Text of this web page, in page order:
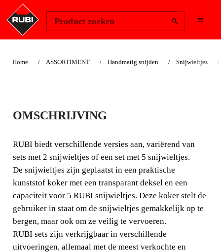
Product zoeken
Home ASSORTIMENT Handmatig snijden Snijwieltjes
SET SNIJWIELTJES 1
met 2 snijwieltjes of een set met 5 snijwieltjes. De
snijwieltjes zijn geplaatst in een praktische kunststof
koker met een transparant deksel en een capaciteit voor 5
RUBI snijwieltjes.
OMSCHRIJVING
RUBI biedt verschillende versies aan, variërend van
sets met 2 snijwieltjes of een set met 5 snijwieltjes.
De snijwieltjes zijn geplaatst in een praktische
kunststof koker met een transparant deksel en een
capaciteit voor 5 RUBI snijwieltjes. Deze koker stelt de
gebruiker in staat om de snijwieltjes gemakkelijk op te
bergen, maar ook om ze veilig te vervoeren.
RUBI sets zijn verkrijgbaar in verschillende
uitvoeringen, allemaal met de meest verkochte en